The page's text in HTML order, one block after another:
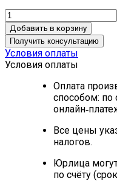
Добавить в корзину
Получить консультацию
Условия оплаты
Условия оплаты
Оплата
способом: по
Все цены
налогов.
Юрлица
по счёту